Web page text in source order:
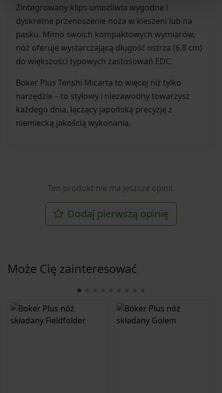
Zintegrowany klips umożliwia wygodne i
dyskretne przenoszenie noża w kieszeni lub na
pasku. Mimo swoich kompaktowych wymiarów,
nóż oferuje wystarczającą długość ostrza (6.8 cm)
do większości typowych zastosowań EDC.
Boker Plus Tenshi Micarta to więcej niż tylko
narzędzie – to stylowy i niezawodny towarzysz
każdego dnia, łączący japońską precyzję z
niemiecką jakością wykonania.
Ten produkt nie ma jeszcze opinii.
Dodaj pierwszą opinię
Może Cię zainteresować